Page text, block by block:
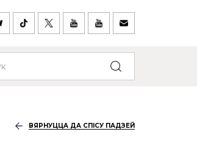
ВЯРНУЦЦА ДА СПІСУ ПАДЗЕЙ